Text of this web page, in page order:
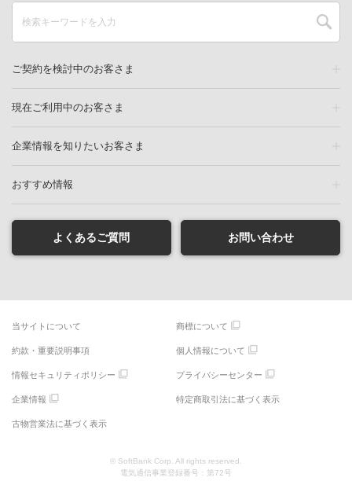
ご契約を検討中のお客さま
現在ご利用中のお客さま
企業情報を知りたいお客さま
おすすめ情報
よくあるご質問 お問い合わせ
当サイトについて 商標について
約款・重要説明事項 個人情報について
情報セキュリティポリシー プライバシーセンター
企業情報 特定商取引法に基づく表示
古物営業法に基づく表示
© SoftBank Corp. All rights reserved.
電気通信事業登録番号：第72号